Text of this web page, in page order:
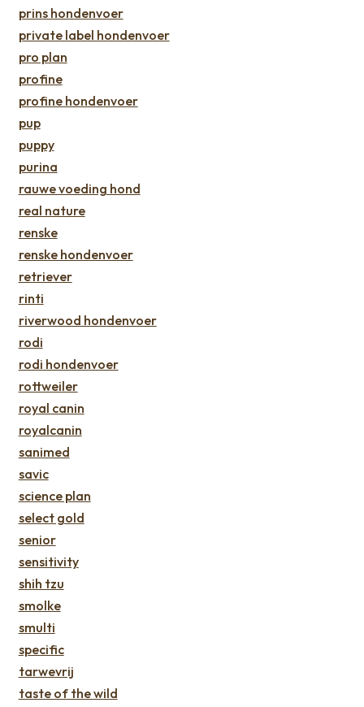
prins hondenvoer
private label hondenvoer
pro plan
profine
profine hondenvoer
pup
puppy
purina
rauwe voeding hond
real nature
renske
renske hondenvoer
retriever
rinti
riverwood hondenvoer
rodi
rodi hondenvoer
rottweiler
royal canin
royalcanin
sanimed
savic
science plan
select gold
senior
sensitivity
shih tzu
smolke
smulti
specific
tarwevrij
taste of the wild